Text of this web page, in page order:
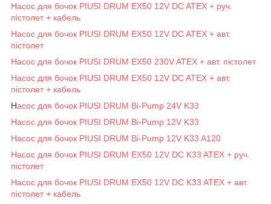
Насос для бочок PIUSI DRUM EX50 12V DC ATEX + руч.
пістолет + кабель
Насос для бочок PIUSI DRUM EX50 12V DC ATEX + авт.
пістолет
Насос для бочок PIUSI DRUM EX50 230V ATEX + авт. пістолет
Насос для бочок PIUSI DRUM EX50 12V DC ATEX + авт.
пістолет + кабель
Насос для бочок PIUSI DRUM Bi-Pump 24V K33
Насос для бочок PIUSI DRUM Bi-Pump 12V K33
Насос для бочок PIUSI DRUM Bi-Pump 12V K33 A120
Насос для бочок PIUSI DRUM EX50 12V DC K33 ATEX + руч.
пістолет
Насос для бочок PIUSI DRUM EX50 12V DC K33 ATEX + авт.
пістолет + кабель